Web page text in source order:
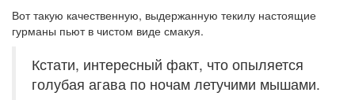
Вот такую качественную, выдержанную текилу настоящие
гурманы пьют в чистом виде смакуя.
Кстати, интересный факт, что опыляется
голубая агава по ночам летучими мышами.